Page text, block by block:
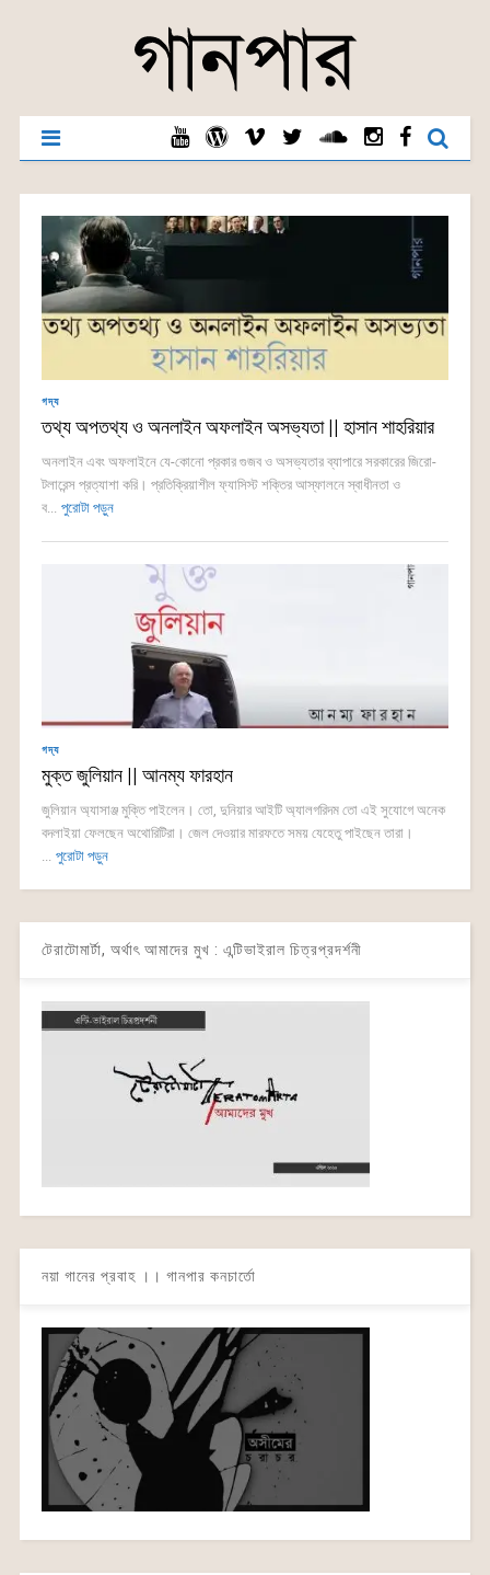
গদ্য
তথ্য অপতথ্য ও অনলাইন অফলাইন অসভ্যতা || হাসান শাহরিয়ার
অনলাইন এবং অফলাইনে যে-কোনো প্রকার গুজব ও অসভ্যতার ব্যাপারে সরকারের জিরো-
টলারেন্স প্রত্যাশা করি। প্রতিক্রিয়াশীল ফ্যাসিস্ট শক্তির আস্ফালনে স্বাধীনতা ও
ব... পুরোটা পড়ুন
গদ্য
মুক্ত জুলিয়ান || আনম্য ফারহান
জুলিয়ান অ্যাসাঞ্জ মুক্তি পাইলেন। তো, দুনিয়ার আইটি অ্যালগরিদম তো এই সুযোগে অনেক
বদলাইয়া ফেলছেন অথোরিটিরা। জেল দেওয়ার মারফতে সময় যেহেতু পাইছেন তারা।
... পুরোটা পড়ুন
টেরাটোমার্টা, অর্থাৎ আমাদের মুখ : এন্টিভাইরাল চিত্রপ্রদর্শনী
নয়া গানের প্রবাহ ।। গানপার কনচার্তো